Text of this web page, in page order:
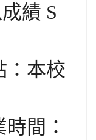
績 S
：本校
間：